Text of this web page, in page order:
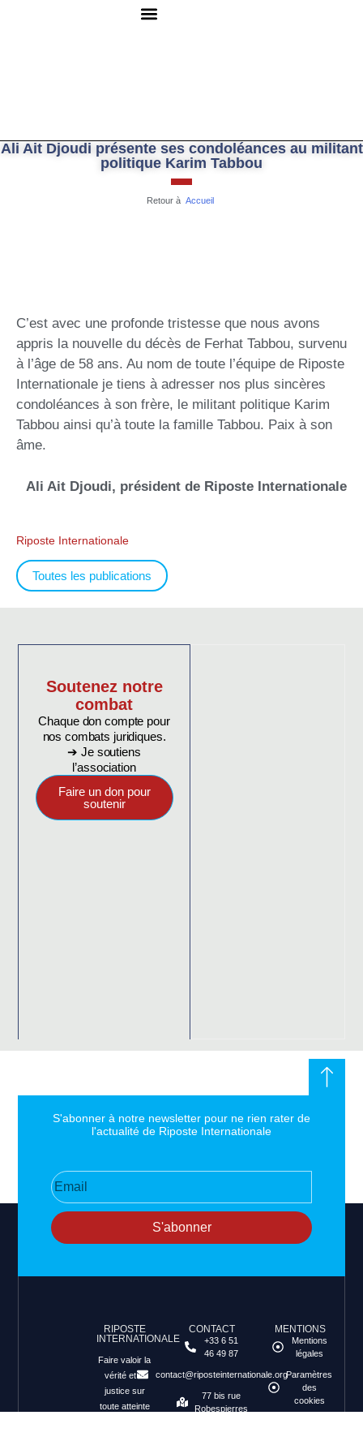
Ali Ait Djoudi présente ses condoléances au militant
politique Karim Tabbou
Retour à Accueil
C’est avec une profonde tristesse que nous avons
appris la nouvelle du décès de Ferhat Tabbou, survenu
à l’âge de 58 ans. Au nom de toute l’équipe de Riposte
Internationale je tiens à adresser nos plus sincères
condoléances à son frère, le militant politique Karim
Tabbou ainsi qu’à toute la famille Tabbou. Paix à son
âme.
Ali Ait Djoudi, président de Riposte Internationale
Riposte Internationale
Toutes les publications
Soutenez notre
combat
Chaque don compte pour
nos combats juridiques.
➔ Je soutiens
l’association
Faire un don pour
soutenir
S'abonner à notre newsletter pour ne rien rater de
l'actualité de Riposte Internationale
S'abonner
RIPOSTE
INTERNATIONALE
Faire valoir la
vérité et la
justice sur
toute atteinte
CONTACT
+33 6 51
46 49 87
contact@riposteinternationale.org
77 bis rue
Robespierres
MENTIONS
Mentions
légales
Paramètres
des
cookies